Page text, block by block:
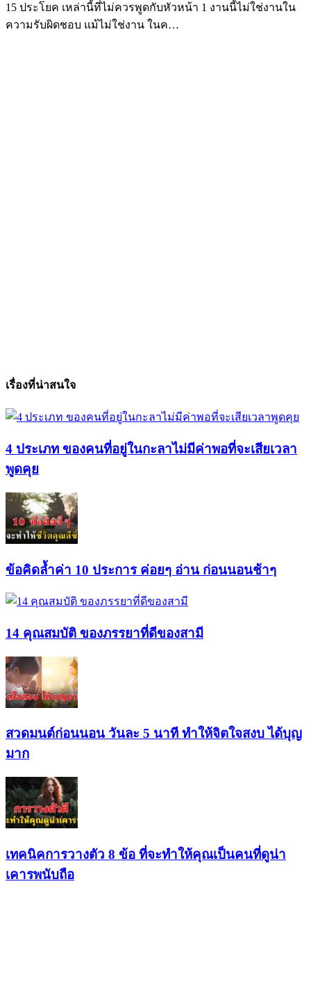
15 ประโยค เหล่านี้ที่ไม่ควรพูดกับหัวหน้า 1 งานนี้ไม่ใช่งานใน
ความรับผิดชอบ แม้ไม่ใช่งาน ในค…
เรื่องที่น่าสนใจ
4 ประเภท ของคนที่อยู่ในกะลาไม่มีค่าพอที่จะเสียเวลา
พูดคุย
ข้อคิดล้ำค่า 10 ประการ ค่อยๆ อ่าน ก่อนนอนช้าๆ
14 คุณสมบัติ ของภรรยาที่ดีของสามี
สวดมนต์ก่อนนอน วันละ 5 นาที ทำให้จิตใจสงบ ได้บุญ
มาก
เทคนิคการวางตัว 8 ข้อ ที่จะทำให้คุณเป็นคนที่ดูน่า
เคารพนับถือ